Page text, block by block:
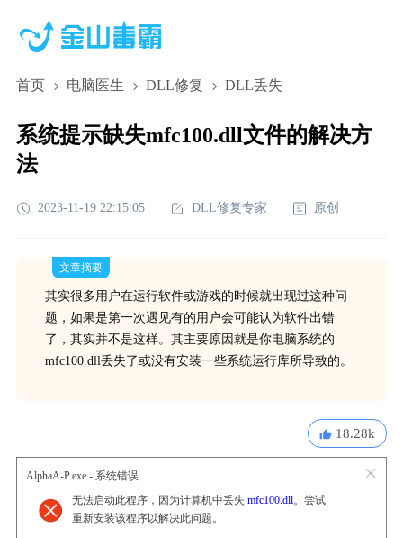
首页 电脑医生 DLL修复 DLL丢失
系统提示缺失mfc100.dll文件的解决方
法
2023-11-19 22:15:05 DLL修复专家 原创
文章摘要
其实很多用户在运行软件或游戏的时候就出现过这种问
题，如果是第一次遇见有的用户会可能认为软件出错
了，其实并不是这样。其主要原因就是你电脑系统的
mfc100.dll丢失了或没有安装一些系统运行库所导致的。
18.28k
AlphaA-P.exe - 系统错误
无法启动此程序，因为计算机中丢失 mfc100.dll。尝试
重新安装该程序以解决此问题。